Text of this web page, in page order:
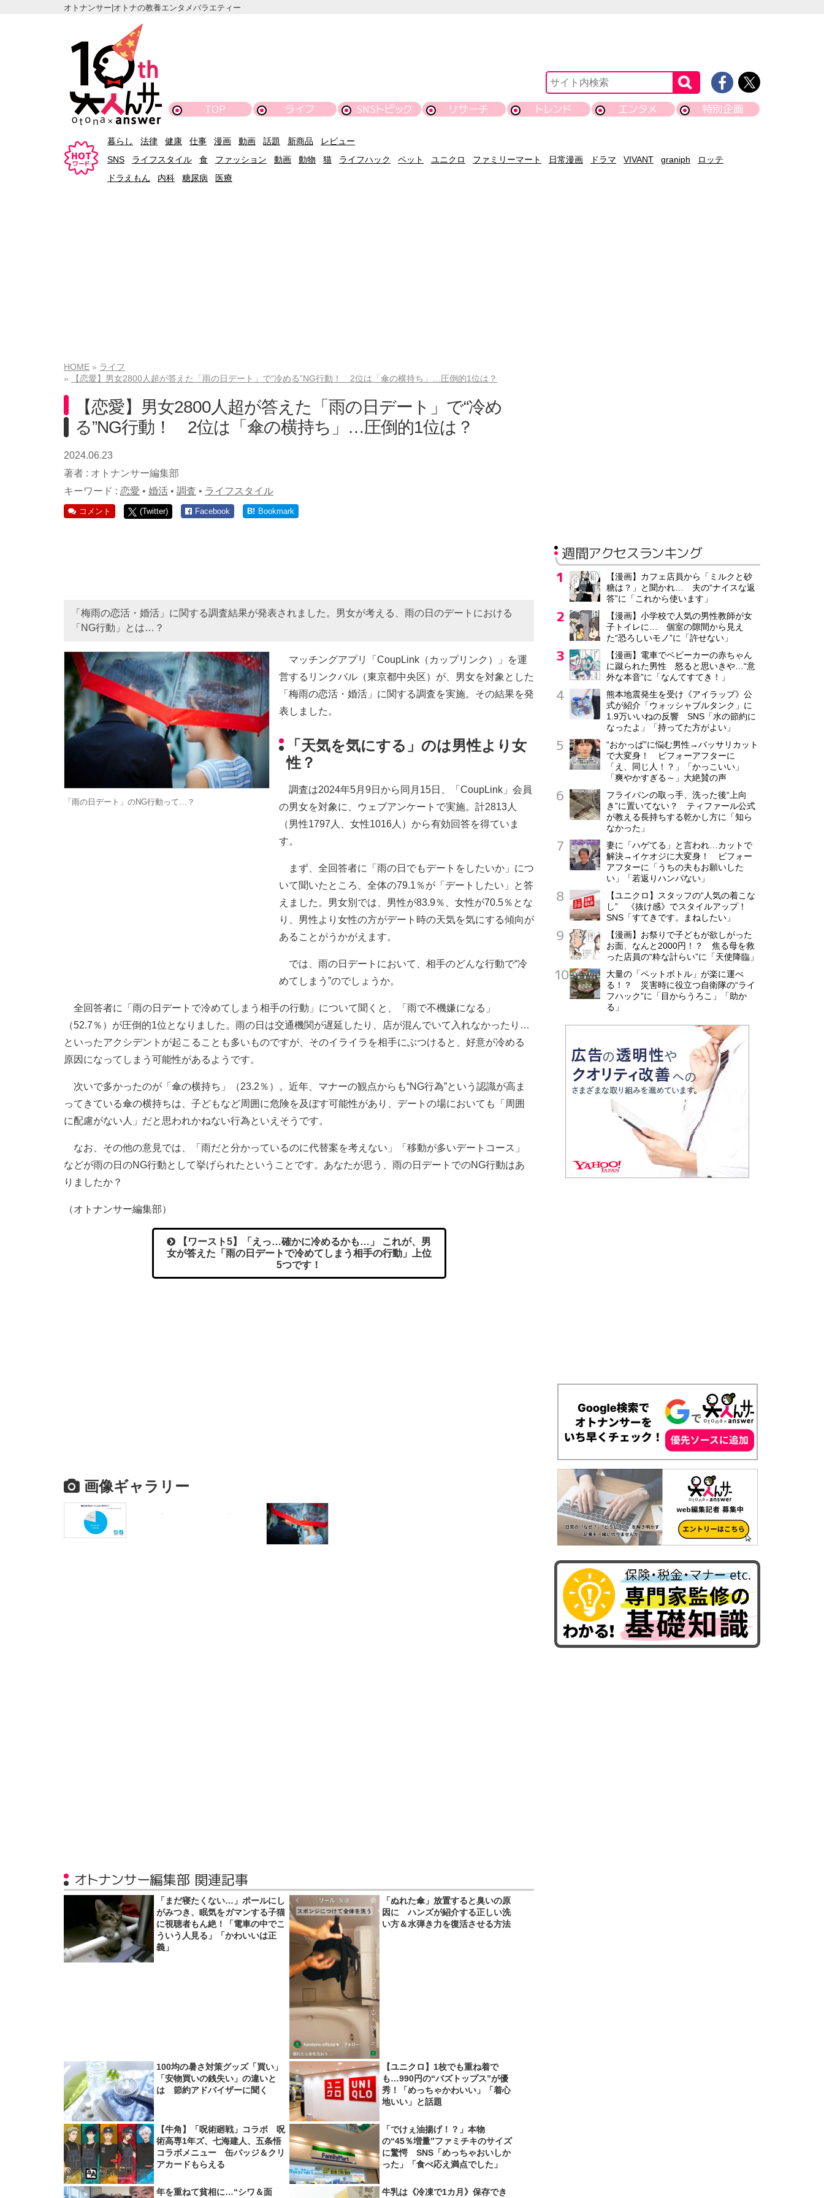
オトナンサー|オトナの教養エンタメバラエティー
TOP ライフ SNSトピック リサーチ トレンド エンタメ 特別企画
暮らし 法律 健康 仕事 漫画 動画 話題 新商品
レビュー
SNS
ライフスタイル 食 ファッション 動画 動物 猫 ライフハック ペット ユニクロ ファミリーマート 日常漫画 ドラマ VIVANT graniph
ロッテ
ドラえもん
内科 糖尿病 医療
HOME
ライフ
【恋愛】男女2800人超が答えた「雨の日デート」で“冷める”NG行動！ 2位は「傘の横持ち」…圧倒的1位は？
【恋愛】男女2800人超が答えた「雨の日デート」で“冷め
る”NG行動！ 2位は「傘の横持ち」…圧倒的1位は？
2024.06.23
著者 : オトナンサー編集部
キーワード : 恋愛 • 婚活 • 調査 • ライフスタイル
コメント (Twitter) Facebook B! Bookmark
「梅雨の恋活・婚活」に関する調査結果が発表されました。男女が考える、雨の日のデートにおける
「NG行動」とは…？
「雨の日デート」のNG行動って…？
マッチングアプリ「CoupLink（カップリンク）」を運
営するリンクバル（東京都中央区）が、男女を対象とした
「梅雨の恋活・婚活」に関する調査を実施。その結果を発
表しました。
「天気を気にする」のは男性より女
性？
調査は2024年5月9日から同月15日、「CoupLink」会員
の男女を対象に、ウェブアンケートで実施。計2813人
（男性1797人、女性1016人）から有効回答を得ていま
す。
まず、全回答者に「雨の日でもデートをしたいか」につ
いて聞いたところ、全体の79.1％が「デートしたい」と答
えました。男女別では、男性が83.9％、女性が70.5％とな
り、男性より女性の方がデート時の天気を気にする傾向が
あることがうかがえます。
では、雨の日デートにおいて、相手のどんな行動で“冷
めてしまう”のでしょうか。
全回答者に「雨の日デートで冷めてしまう相手の行動」について聞くと、「雨で不機嫌になる」
（52.7％）が圧倒的1位となりました。雨の日は交通機関が遅延したり、店が混んでいて入れなかったり…
といったアクシデントが起こることも多いものですが、そのイライラを相手にぶつけると、好意が冷める
原因になってしまう可能性があるようです。
次いで多かったのが「傘の横持ち」（23.2％）。近年、マナーの観点からも“NG行為”という認識が高ま
ってきている傘の横持ちは、子どもなど周囲に危険を及ぼす可能性があり、デートの場においても「周囲
に配慮がない人」だと思われかねない行為といえそうです。
なお、その他の意見では、「雨だと分かっているのに代替案を考えない」「移動が多いデートコース」
などが雨の日のNG行動として挙げられたということです。あなたが思う、雨の日デートでのNG行動はあ
りましたか？
（オトナンサー編集部）
【ワースト5】「えっ…確かに冷めるかも…」 これが、男
女が答えた「雨の日デートで冷めてしまう相手の行動」上位
5つです！
画像ギャラリー
オトナンサー編集部 関連記事
「まだ寝たくない…」ポールにし
がみつき、眠気をガマンする子猫
に視聴者もん絶！「電車の中でこ
ういう人見る」「かわいいは正
義」
「ぬれた傘」放置すると臭いの原
因に ハンズが紹介する正しい洗
い方＆水弾き力を復活させる方法
100均の暑さ対策グッズ「買い」
「安物買いの銭失い」の違いと
は 節約アドバイザーに聞く
【ユニクロ】1枚でも重ね着で
も…990円の“バズトップス”が優
秀！「めっちゃかわいい」「着心
地いい」と話題
【牛角】「呪術廻戦」コラボ 呪
術高専1年ズ、七海建人、五条悟
コラボメニュー 缶バッジ＆クリ
アカードもらえる
「でけぇ油揚げ！？」本物
の“45％増量”ファミチキのサイズ
に驚愕 SNS「めっちゃおいしか
った」「食べ応え満点でした」
年を重ねて貧相に…“シワ＆面 牛乳は《冷凍で1カ月》保存でき
週間アクセスランキング
【漫画】カフェ店員から「ミルクと砂
糖は？」と聞かれ… 夫の“ナイスな返
答”に「これから使います」
【漫画】小学校で人気の男性教師が女
子トイレに… 個室の隙間から見え
た“恐ろしいモノ”に「許せない」
【漫画】電車でベビーカーの赤ちゃん
に蹴られた男性 怒ると思いきや…“意
外な本音”に「なんてすてき！」
熊本地震発生を受け《アイラップ》公
式が紹介「ウォッシャブルタンク」に
1.9万いいねの反響 SNS「水の節約に
なったよ」「持ってた方がよい」
“おかっぱ”に悩む男性→バッサリカット
で大変身！ ビフォーアフターに
「え、同じ人！？」「かっこいい」
「爽やかすぎる～」大絶賛の声
フライパンの取っ手、洗った後“上向
き”に置いてない？ ティファール公式
が教える長持ちする乾かし方に「知ら
なかった」
妻に「ハゲてる」と言われ…カットで
解決→イケオジに大変身！ ビフォー
アフターに「うちの夫もお願いした
い」「若返りハンパない」
【ユニクロ】スタッフの“人気の着こな
し” 《抜け感》でスタイルアップ！
SNS「すてきです。まねしたい」
【漫画】お祭りで子どもが欲しがった
お面、なんと2000円！？ 焦る母を救
った店員の“粋な計らい”に「天使降臨」
大量の「ペットボトル」が楽に運べ
る！？ 災害時に役立つ自衛隊の“ライ
フハック”に「目からうろこ」「助か
る」